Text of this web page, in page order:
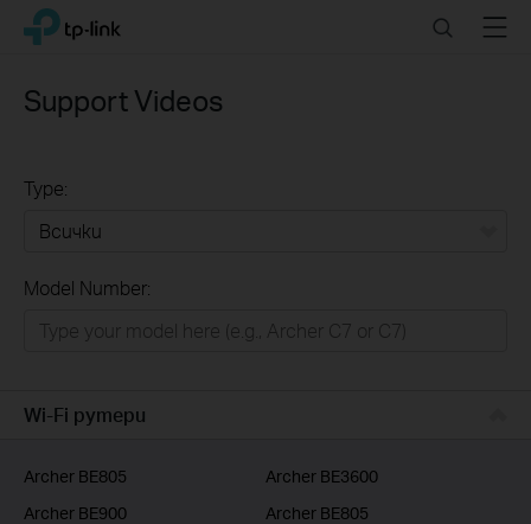
Click
navigation
TP-Link, Reliably Smart SearchMenu
Support Videos
Type:
Бизнес решения
Model Number:
Wi-Fi рутери
Archer BE805
Archer BE3600
Archer BE900
Archer BE805